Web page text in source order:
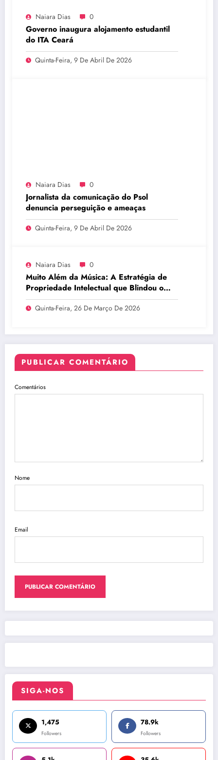
SIGA-NOS
1,475
Followers
78.9k
Followers
Naiara Dias 0
Governo inaugura alojamento estudantil
do ITA Ceará
Quinta-Feira, 9 De Abril De 2026
Naiara Dias 0
Jornalista da comunicação do Psol
denuncia perseguição e ameaças
Quinta-Feira, 9 De Abril De 2026
Naiara Dias 0
Muito Além da Música: A Estratégia de
Propriedade Intelectual que Blindou o
Legado do BTS
Quinta-Feira, 26 De Março De 2026
PUBLICAR COMENTÁRIO
Comentários
Nome
Email